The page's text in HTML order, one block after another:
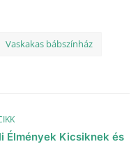
Vaskakas bábszínház
Élmények Kicsiknek és